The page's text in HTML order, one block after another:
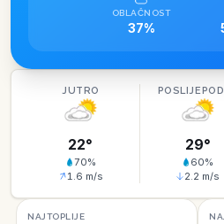
OBLAČNOST
37%
JUTRO
22°
70%
1.6 m/s
29°
60%
2.2 m/s
NAJTOPLIJE